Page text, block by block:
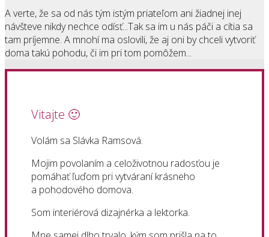
A verte, že sa od nás tým istým priateľom ani žiadnej inej
návšteve nikdy nechce odísť...Tak sa im u nás páči a cítia sa
tam príjemne. A mnohí ma oslovili, že aj oni by chceli vytvoriť
doma takú pohodu, či im pri tom pomôžem...
Vitajte 🙂
Volám sa Slávka Ramsová.
Mojim povolaním a celoživotnou radosťou je
pomáhať ľuďom pri vytváraní krásneho
a pohodového domova.
Som interiérová dizajnérka a lektorka.